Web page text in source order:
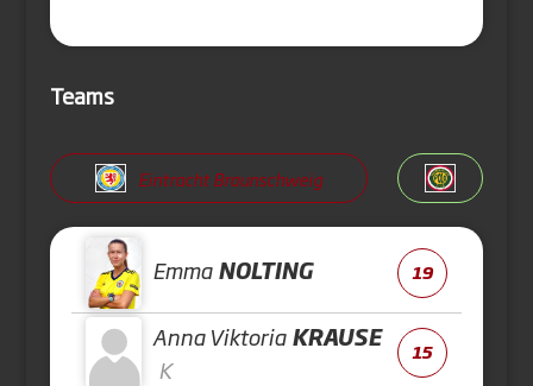
Teams
Eintracht Braunschweig
Emma NOLTING 19
Anna Viktoria KRAUSE
K
15